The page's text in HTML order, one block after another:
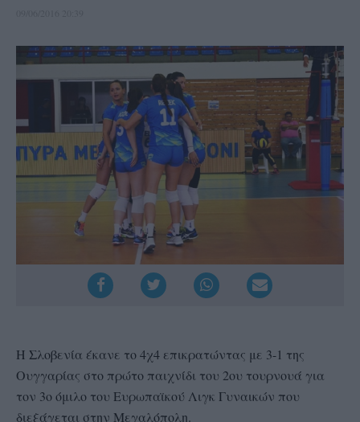
Η Σλοβενία έκανε το 4χ4 επικρατώντας με 3-1 της
Ουγγαρίας στο πρώτο παιχνίδι του 2ου τουρνουά για
τον 3ο όμιλο του Ευρωπαϊκού Λιγκ Γυναικών που
διεξάγεται στην Μεγαλόπολη.